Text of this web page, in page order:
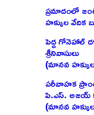
ప్రమాదంలో
హక్కుల వేదిక
పెద్ద గోనెహాల్‌
శ్రీనివాసులు
(మానవ
పరీవాహక
పి.ఎస్‌. అజయ్‌
(మానవ